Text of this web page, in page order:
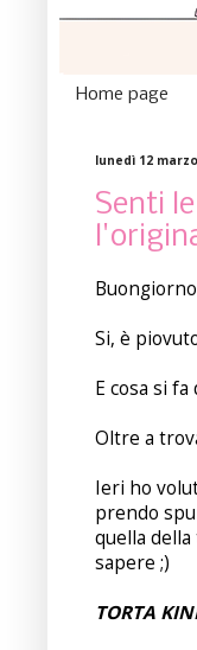
Home page
lunedì 12
Senti
Si, è
E cosa si
Oltre a
Ieri ho
prendo
quella della
sapere ;)
TORTA